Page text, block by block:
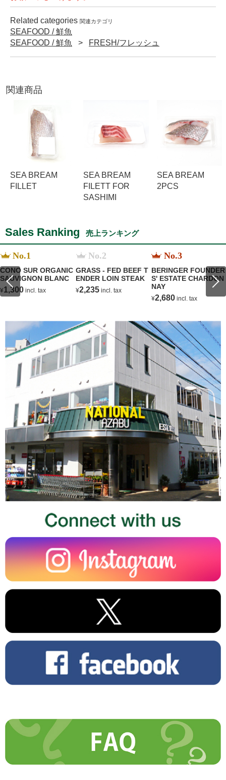
Related categories 関連カテゴリ
SEAFOOD / 鮮魚
SEAFOOD / 鮮魚
FRESH/フレッシュ
関連商品
SEA BREAM
FILLET
SEA BREAM
FILETT FOR
SASHIMI
SEA BREAM
2PCS
Sales Ranking 売上ランキング
No.1
CONO SUR ORGANIC
SAUVIGNON BLANC
¥1,300 incl. tax
No.2
GRASS - FED BEEF T
ENDER LOIN STEAK
¥2,235 incl. tax
No.3
BERINGER FOUNDER
S' ESTATE CHARDON
NAY
¥2,680 incl. tax